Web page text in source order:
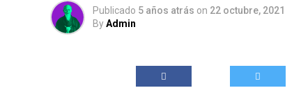
Publicado 5 años atrás on 22 octubre, 2021
ByAdmin